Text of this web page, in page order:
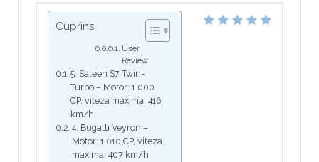
Cuprins
User
Review
5. Saleen S7 Twin-
Turbo – Motor: 1.000
CP, viteza maxima: 416
km/h
4. Bugatti Veyron –
Motor: 1.010 CP, viteza
maxima: 407 km/h